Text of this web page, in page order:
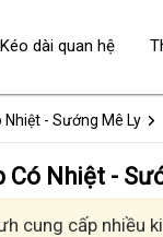
Nhiệt - Sướng Mê Ly
Có Nhiệt -
cung cấp nhiều
Kéo dài quan hệ